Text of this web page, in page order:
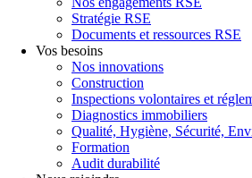
Stratégie RSE
Documents et ressources RSE
Vos besoins
Nos innovations
Construction
Inspections volontaires et
Diagnostics immobiliers
Qualité, Hygiène, Sécurité,
Formation
Audit durabilité